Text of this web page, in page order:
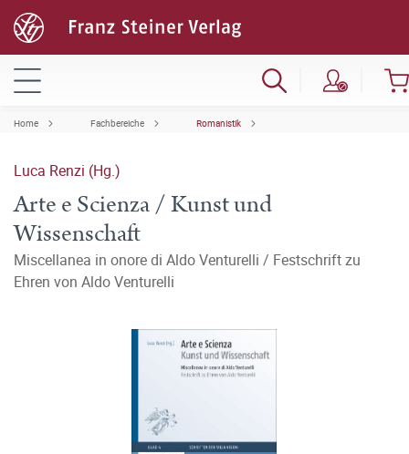
Home Fachbereiche Romanistik
Luca Renzi (Hg.)
Arte e Scienza / Kunst und
Wissenschaft
Miscellanea in onore di Aldo Venturelli / Festschrift zu
Ehren von Aldo Venturelli